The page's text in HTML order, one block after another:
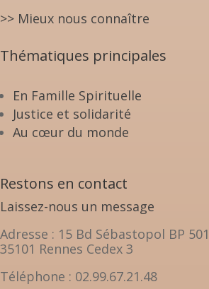
>> Mieux nous connaître
Thématiques principales
En Famille Spirituelle
Justice et solidarité
Au cœur du monde
Restons en contact
Laissez-nous un message
Adresse : 15 Bd Sébastopol BP
35101 Rennes Cedex 3
Téléphone : 02.99.67.21.48